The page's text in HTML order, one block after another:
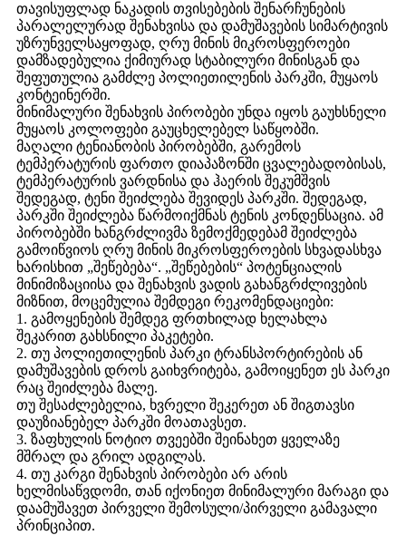
თავისუფლად ნაკადის თვისებების შენარჩუნების
პარალელურად შენახვისა და დამუშავების სიმარტივის
უზრუნველსაყოფად, ღრუ მინის მიკროსფეროები
დამზადებულია ქიმიურად სტაბილური მინისგან და
შეფუთულია გამძლე პოლიეთილენის პარკში, მუყაოს
კონტეინერში.
მინიმალური შენახვის პირობები უნდა იყოს გაუხსნელი
მუყაოს კოლოფები გაუცხელებელ საწყობში.
მაღალი ტენიანობის პირობებში, გარემოს
ტემპერატურის ფართო დიაპაზონში ცვალებადობისას,
ტემპერატურის ვარდნისა და ჰაერის შეკუმშვის
შედეგად, ტენი შეიძლება შევიდეს პარკში. შედეგად,
პარკში შეიძლება წარმოიქმნას ტენის კონდენსაცია. ამ
პირობებში ხანგრძლივმა ზემოქმედებამ შეიძლება
გამოიწვიოს ღრუ მინის მიკროსფეროების სხვადასხვა
ხარისხით „შეწებება“. „შეწებების“ პოტენციალის
მინიმიზაციისა და შენახვის ვადის გახანგრძლივების
მიზნით, მოცემულია შემდეგი რეკომენდაციები:
1. გამოყენების შემდეგ ფრთხილად ხელახლა
შეკარით გახსნილი პაკეტები.
2. თუ პოლიეთილენის პარკი ტრანსპორტირების ან
დამუშავების დროს გაიხვრიტება, გამოიყენეთ ეს პარკი
რაც შეიძლება მალე.
თუ შესაძლებელია, ხვრელი შეკერეთ ან შიგთავსი
დაუზიანებელ პარკში მოათავსეთ.
3. ზაფხულის ნოტიო თვეებში შეინახეთ ყველაზე
მშრალ და გრილ ადგილას.
4. თუ კარგი შენახვის პირობები არ არის
ხელმისაწვდომი, თან იქონიეთ მინიმალური მარაგი და
დაამუშავეთ პირველი შემოსული/პირველი გამავალი
პრინციპით.